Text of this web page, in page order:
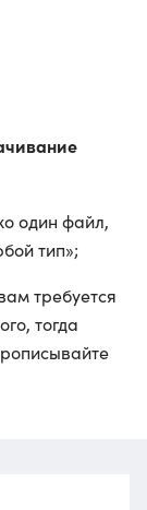
один файл,
тип»;
требуется
тогда